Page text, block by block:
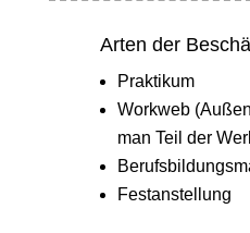
Arten der
Praktikum
Workweb
man Teil der
Festanstellung